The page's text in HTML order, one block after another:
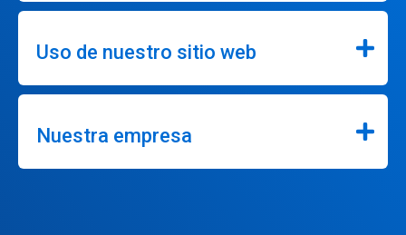
Uso de nuestro sitio web
Nuestra empresa